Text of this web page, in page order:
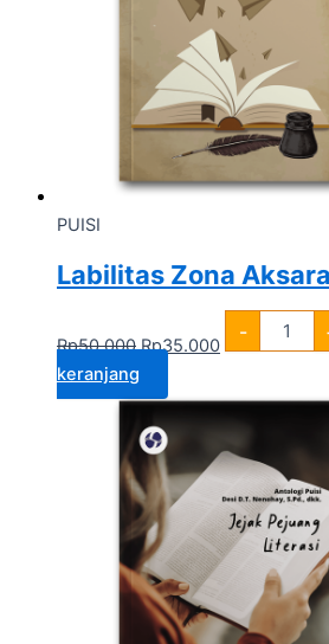
PUISI
Labilitas Zona Aksara
Rp50.000 Rp35.000
-
keranjang